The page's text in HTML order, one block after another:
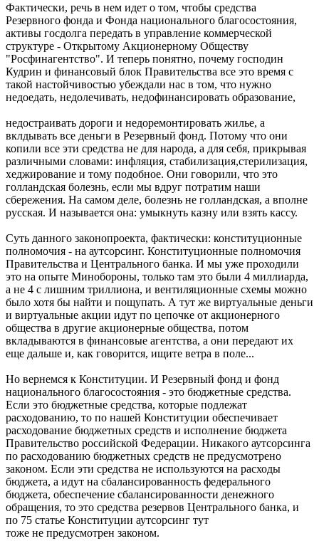
Фактически, речь в нем идет о том, чтобы средства
Резервного фонда и Фонда национального благосостояния,
активы госдолга передать в управление коммерческой
структуре - Открытому Акционерному Обществу
"Росфинагентство". И теперь понятно, почему господин
Кудрин и финансовый блок Правительства все это время с
такой настойчивостью убеждали нас в том, что нужно
недоедать, недолечивать, недофинансировать образование,
недостраивать дороги и недоремонтировать жилье, а
вклдывать все деньги в Резервный фонд. Потому что они
копили все эти средства не для народа, а для себя, прикрывая
различными словами: инфляция, стабилизация,стерилизация,
хеджирование и тому подобное. Они говорили, что это
голландская болезнь, если мы вдруг потратим наши
сбережения. На самом деле, болезнь не голландская, а вполне
русская. И называется она: умыкнуть казну или взять кассу.
Суть данного законопроекта, фактически: конституционные
полномочия - на аутсорсинг. Конституционные полномочия
Правительства и Центрального банка. И мы уже проходили
это на опыте Минобороны, только там это были 4 миллиарда,
а не 4 с лишним триллиона, и вентиляционные схемы можно
было хотя бы найти и пощупать. А тут же виртуальные деньги
и виртуальные акции идут по цепочке от акционерного
общества в другие акционерные общества, потом
вкладываются в финансовые агентства, а они передают их
еще дальше и, как говорится, ищите ветра в поле...
Но вернемся к Конституции. И Резервный фонд и фонд
национального благосостояния - это бюджетные средства.
Если это бюджетные средства, которые подлежат
расходованию, то по нашей Конституции обеспечивает
расходование бюджетных средств и исполнение бюджета
Правительство российской Федерации. Никакого аутсорсинга
по расходованию бюджетных средств не предусмотрено
законом. Если эти средства не используются на расходы
бюджета, а идут на сбалансированность федерального
бюджета, обеспечение сбалансированности денежного
обращения, то это средства резервов Центрального банка, и
по 75 статье Конституции аутсорсинг тут
тоже не предусмотрен законом.